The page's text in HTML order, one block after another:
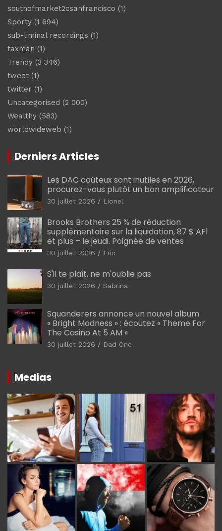
southofmarket2csanfrancisco (1)
Sporty (1 694)
sub-liminal recordings (1)
taxman (1)
Trendy (3 346)
tweet (1)
twitter (1)
Uncategorised (2 000)
Wealthy (583)
worldwideweb (1)
Derniers Articles
Les DAC coûteux sont inutiles en 2026,
procurez-vous plutôt un bon amplificateur
30 juillet 2026 Lionel
Brooks Brothers 25 % de réduction
supplémentaire sur la liquidation, 87 $ AF1
et plus – le jeudi. Poignée de ventes
30 juillet 2026 Eric
S'il te plaît, ne m'oublie pas
30 juillet 2026 Sabrina
Squanderers annonce un nouvel album
« Bright Madness » : écoutez « Theme For
The Casino At 5 AM »
30 juillet 2026 Dad One
Medias